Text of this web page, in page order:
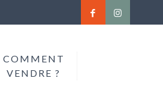
COMMENT
VENDRE ?